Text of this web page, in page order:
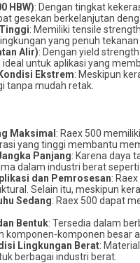
HBW): Dengan tingkat
gesekan berkelanjutan
: Memiliki tensile
yang penuh
Alir): Dengan yield
untuk aplikasi yang
Ekstrem: Meskipun
tanpa mudah retak.
Maksimal : Raex 500
yang tinggi membantu
Panjang: Karena daya
dalam industri berat
dan Pemrosesan:
Selain itu, meskipun
Sedang: Raex 500 dapat
Bentuk: Tersedia dalam
komponen-komponen besar
Lingkungan Berat:
berbagai industri berat.